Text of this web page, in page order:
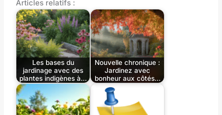
Articles relatifs :
Les bases du
jardinage avec des
plantes indigènes à…
Nouvelle chronique :
Jardinez avec
bonheur aux côtés…